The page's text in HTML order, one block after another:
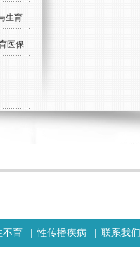
生育
医保
不育 性传播疾病 联系我们